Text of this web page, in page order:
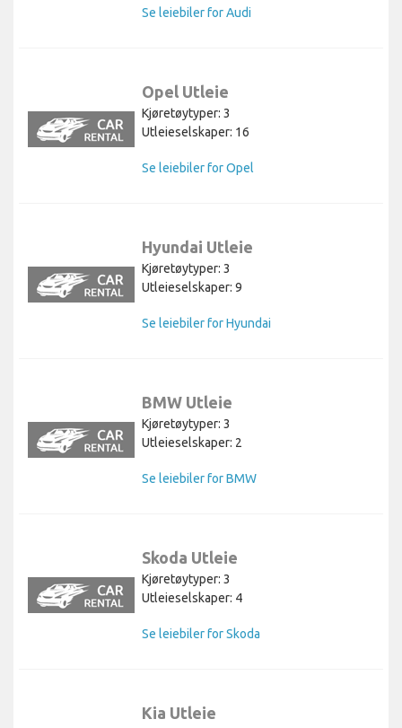
Se leiebiler for Audi
Opel Utleie
Kjøretøytyper: 3
Utleieselskaper: 16
Se leiebiler for Opel
Hyundai Utleie
Kjøretøytyper: 3
Utleieselskaper: 9
Se leiebiler for Hyundai
BMW Utleie
Kjøretøytyper: 3
Utleieselskaper: 2
Se leiebiler for BMW
Skoda Utleie
Kjøretøytyper: 3
Utleieselskaper: 4
Se leiebiler for Skoda
Kia Utleie